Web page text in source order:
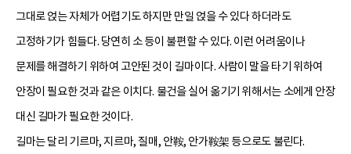
그대로 얹는 자체가 어렵기도 하지만 만일 얹을 수 있다 하더라도
고정하기가 힘들다. 당연히 소 등이 불편할 수 있다. 이런 어려움이나
문제를 해결하기 위하여 고안된 것이 길마이다. 사람이 말을 타기 위하여
안장이 필요한 것과 같은 이치다. 물건을 실어 옮기기 위해서는 소에게 안장
대신 길마가 필요한 것이다.
길마는 달리 기르마, 지르마, 질매, 안鞍, 안가鞍架 등으로도 불린다.